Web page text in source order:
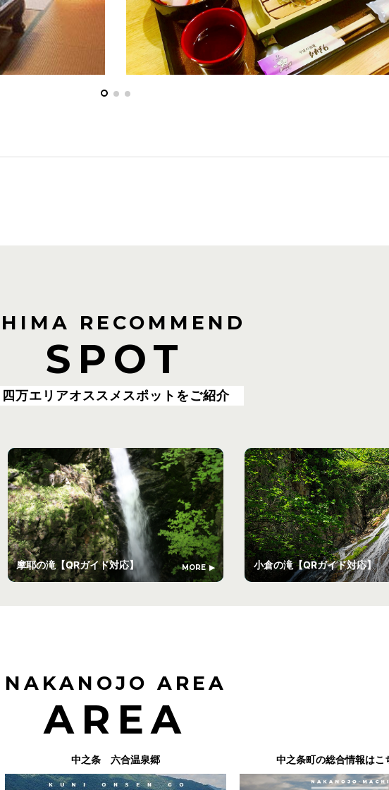
RECOMMEND
SPOT
四万エリアオススメスポットをご紹介
摩耶の滝【QRガイド対応】 MORE 小倉の滝【QRガイド対応】
NAKANOJO AREA
AREA
中之条 六合温泉郷 中之条町の総合情報はこ